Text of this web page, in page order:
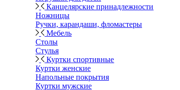
Канцелярские принадлежности
Ножницы
Ручки, карандаши, фломастеры
Мебель
Столы
Стулья
Куртки спортивные
Куртки женские
Напольные покрытия
Куртки мужские